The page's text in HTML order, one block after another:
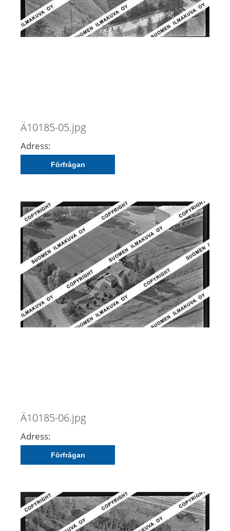
Ä10185-05.jpg
Adress:
Förfrågan
Ä10185-06.jpg
Adress:
Förfrågan